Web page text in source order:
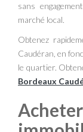
sans
marché local.
Obtenez
Caudéran, en
le quartier.
Bordeaux